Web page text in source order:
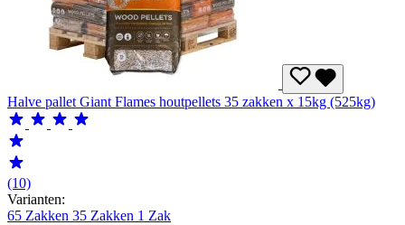
Halve pallet Giant Flames houtpellets 35 zakken x 15kg (525kg)
(10)
Varianten:
65 Zakken 35 Zakken 1 Zak